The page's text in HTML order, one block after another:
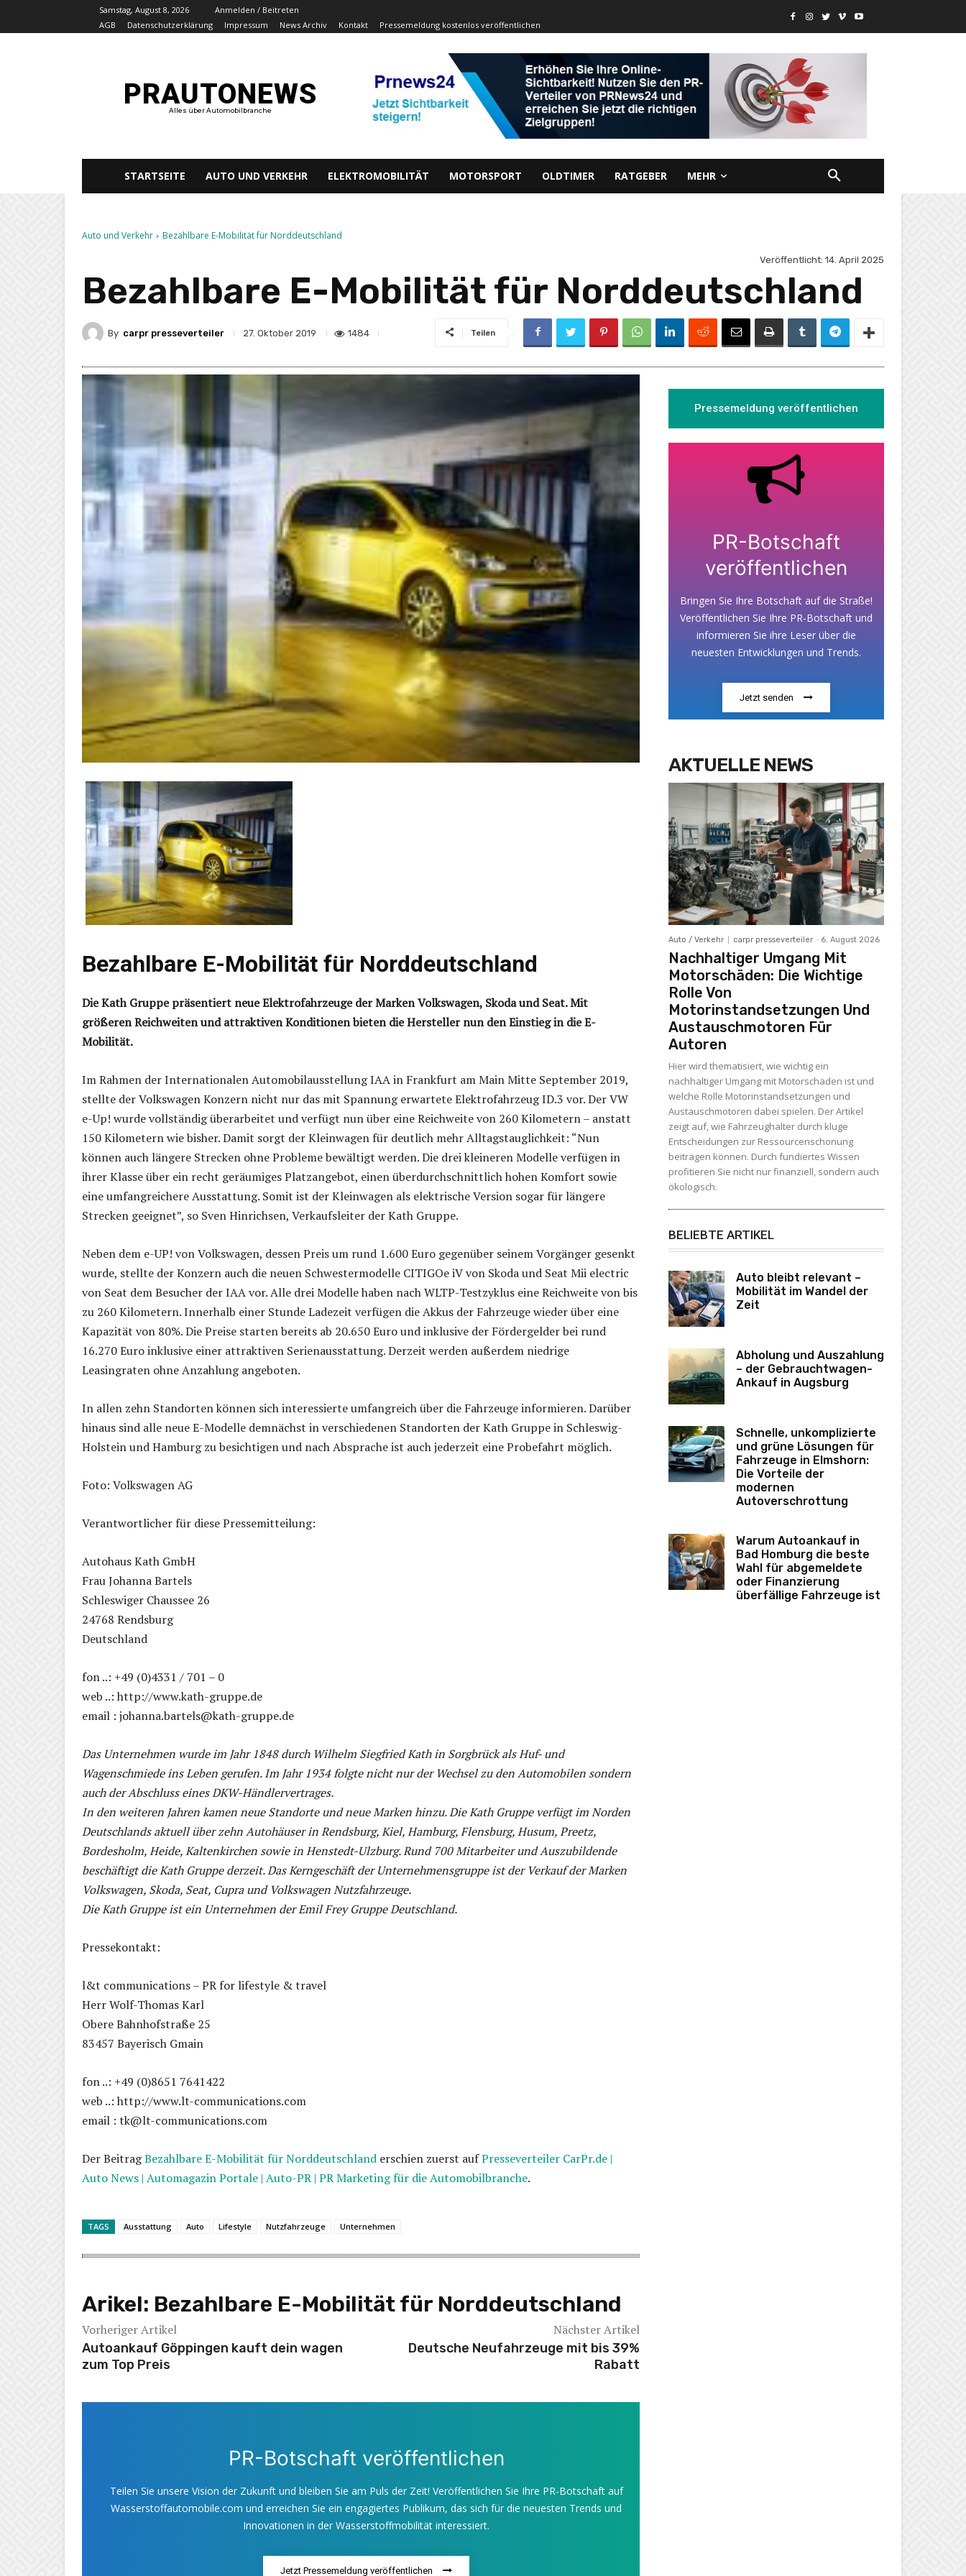
Samstag, August 8, 2026
Anmelden / Beitreten
AGB
Datenschutzerklärung Impressum News Archiv Kontakt Pressemeldung kostenlos veröffentlichen
PRAUTONEWS
Alles über Automobilbranche
STARTSEITE AUTO UND VERKEHR ELEKTROMOBILITÄT MOTORSPORT OLDTIMER RATGEBER MEHR
Auto und Verkehr Bezahlbare E-Mobilität für Norddeutschland
Veröffentlicht: 14. April 2025
Bezahlbare E-Mobilität für Norddeutschland
By carpr presseverteiler 27. Oktober 2019 1484 Teilen
Bezahlbare E-Mobilität für Norddeutschland
Die Kath Gruppe präsentiert neue Elektrofahrzeuge der Marken Volkswagen, Skoda und Seat. Mit
größeren Reichweiten und attraktiven Konditionen bieten die Hersteller nun den Einstieg in die E-
Mobilität.
Im Rahmen der Internationalen Automobilausstellung IAA in Frankfurt am Main Mitte September 2019,
stellte der Volkswagen Konzern nicht nur das mit Spannung erwartete Elektrofahrzeug ID.3 vor. Der VW
e-Up! wurde vollständig überarbeitet und verfügt nun über eine Reichweite von 260 Kilometern – anstatt
150 Kilometern wie bisher. Damit sorgt der Kleinwagen für deutlich mehr Alltagstauglichkeit: “Nun
können auch längere Strecken ohne Probleme bewältigt werden. Die drei kleineren Modelle verfügen in
ihrer Klasse über ein recht geräumiges Platzangebot, einen überdurchschnittlich hohen Komfort sowie
eine umfangreichere Ausstattung. Somit ist der Kleinwagen als elektrische Version sogar für längere
Strecken geeignet”, so Sven Hinrichsen, Verkaufsleiter der Kath Gruppe.
Neben dem e-UP! von Volkswagen, dessen Preis um rund 1.600 Euro gegenüber seinem Vorgänger gesenkt
wurde, stellte der Konzern auch die neuen Schwestermodelle CITIGOe iV von Skoda und Seat Mii electric
von Seat dem Besucher der IAA vor. Alle drei Modelle haben nach WLTP-Testzyklus eine Reichweite von bis
zu 260 Kilometern. Innerhalb einer Stunde Ladezeit verfügen die Akkus der Fahrzeuge wieder über eine
Kapazität von 80%. Die Preise starten bereits ab 20.650 Euro und inklusive der Fördergelder bei rund
16.270 Euro inklusive einer attraktiven Serienausstattung. Derzeit werden außerdem niedrige
Leasingraten ohne Anzahlung angeboten.
In allen zehn Standorten können sich interessierte umfangreich über die Fahrzeuge informieren. Darüber
hinaus sind alle neue E-Modelle demnächst in verschiedenen Standorten der Kath Gruppe in Schleswig-
Holstein und Hamburg zu besichtigen und nach Absprache ist auch jederzeit eine Probefahrt möglich.
Foto: Volkswagen AG
Verantwortlicher für diese Pressemitteilung:
Autohaus Kath GmbH
Frau Johanna Bartels
Schleswiger Chaussee 26
24768 Rendsburg
Deutschland
fon ..: +49 (0)4331 / 701 – 0
web ..: http://www.kath-gruppe.de
email : johanna.bartels@kath-gruppe.de
Das Unternehmen wurde im Jahr 1848 durch Wilhelm Siegfried Kath in Sorgbrück als Huf- und
Wagenschmiede ins Leben gerufen. Im Jahr 1934 folgte nicht nur der Wechsel zu den Automobilen sondern
auch der Abschluss eines DKW-Händlervertrages.
In den weiteren Jahren kamen neue Standorte und neue Marken hinzu. Die Kath Gruppe verfügt im Norden
Deutschlands aktuell über zehn Autohäuser in Rendsburg, Kiel, Hamburg, Flensburg, Husum, Preetz,
Bordesholm, Heide, Kaltenkirchen sowie in Henstedt-Ulzburg. Rund 700 Mitarbeiter und Auszubildende
beschäftigt die Kath Gruppe derzeit. Das Kerngeschäft der Unternehmensgruppe ist der Verkauf der Marken
Volkswagen, Skoda, Seat, Cupra und Volkswagen Nutzfahrzeuge.
Die Kath Gruppe ist ein Unternehmen der Emil Frey Gruppe Deutschland.
Pressekontakt:
l&t communications – PR for lifestyle & travel
Herr Wolf-Thomas Karl
Obere Bahnhofstraße 25
83457 Bayerisch Gmain
fon ..: +49 (0)8651 7641422
web ..: http://www.lt-communications.com
email : tk@lt-communications.com
Der BeitragBezahlbare E-Mobilität für Norddeutschland erschien zuerst aufPresseverteiler CarPr.de |
Auto News | Automagazin Portale | Auto-PR | PR Marketing für die Automobilbranche.
TAGS Ausstattung Auto Lifestyle Nutzfahrzeuge Unternehmen
Arikel: Bezahlbare E-Mobilität für Norddeutschland
Vorheriger Artikel
Autoankauf Göppingen kauft dein wagen
zum Top Preis
Nächster Artikel
Deutsche Neufahrzeuge mit bis 39%
Rabatt
PR-Botschaft veröffentlichen
Teilen Sie unsere Vision der Zukunft und bleiben Sie am Puls der Zeit! Veröffentlichen Sie Ihre PR-Botschaft auf
Wasserstoffautomobile.com und erreichen Sie ein engagiertes Publikum, das sich für die neuesten Trends und
Innovationen in der Wasserstoffmobilität interessiert.
Jetzt Pressemeldung veröffentlichen
Pressemeldung veröffentlichen
PR-Botschaft
veröffentlichen
Bringen Sie Ihre Botschaft auf die Straße!
Veröffentlichen Sie Ihre PR-Botschaft und
informieren Sie ihre Leser über die
neuesten Entwicklungen und Trends.
Jetzt senden
AKTUELLE NEWS
Auto / Verkehr carpr presseverteiler - 6. August 2026
Nachhaltiger Umgang Mit
Motorschäden: Die Wichtige
Rolle Von
Motorinstandsetzungen Und
Austauschmotoren Für
Autoren
Hier wird thematisiert, wie wichtig ein
nachhaltiger Umgang mit Motorschäden ist und
welche Rolle Motorinstandsetzungen und
Austauschmotoren dabei spielen. Der Artikel
zeigt auf, wie Fahrzeughalter durch kluge
Entscheidungen zur Ressourcenschonung
beitragen können. Durch fundiertes Wissen
profitieren Sie nicht nur finanziell, sondern auch
ökologisch.
BELIEBTE ARTIKEL
Auto bleibt relevant –
Mobilität im Wandel der
Zeit
Abholung und Auszahlung
– der Gebrauchtwagen-
Ankauf in Augsburg
Schnelle, unkomplizierte
und grüne Lösungen für
Fahrzeuge in Elmshorn:
Die Vorteile der
modernen
Autoverschrottung
Warum Autoankauf in
Bad Homburg die beste
Wahl für abgemeldete
oder Finanzierung
überfällige Fahrzeuge ist